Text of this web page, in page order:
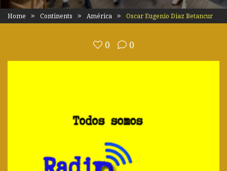
Home Continents América Oscar Eugenio Diaz Betancur
0 0